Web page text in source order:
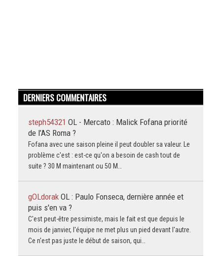
DERNIERS COMMENTAIRES
steph54321 OL - Mercato : Malick Fofana priorité
de l’AS Roma ?
Fofana avec une saison pleine il peut doubler sa valeur. Le
problème c'est : est-ce qu'on a besoin de cash tout de
suite ? 30 M maintenant ou 50 M…
gOLdorak OL : Paulo Fonseca, dernière année et
puis s'en va ?
C'est peut-être pessimiste, mais le fait est que depuis le
mois de janvier, l'équipe ne met plus un pied devant l'autre.
Ce n'est pas juste le début de saison, qui…